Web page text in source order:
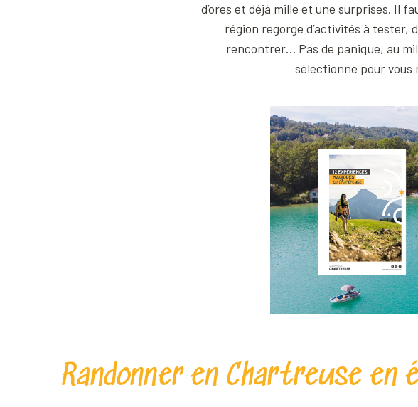
d’ores et déjà mille et une surprises. Il
région regorge d’activités à tester,
rencontrer… Pas de panique, au
sélectionne pour vous
Randonner en Chartreuse en